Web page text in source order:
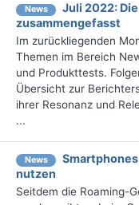
News
Juli 2022:
zusammengefasst
Im zurückliegenden
Themen im Bereich
und Produkttests.
Übersicht zur
ihrer Resonanz und
...
News
nutzen
Seitdem die Roaming-